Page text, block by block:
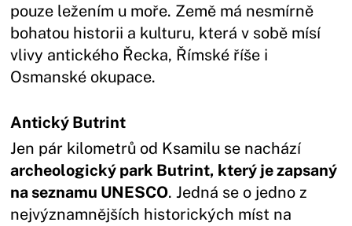
pouze ležením u moře. Země má nesmírně
bohatou historii a kulturu, která v sobě mísí
vlivy antického Řecka, Římské říše i
Osmanské okupace.
Antický Butrint
Jen pár kilometrů od Ksamilu se nachází
archeologický park Butrint, který je zapsaný
na seznamu UNESCO. Jedná se o jedno z
nejvýznamnějších historických míst na